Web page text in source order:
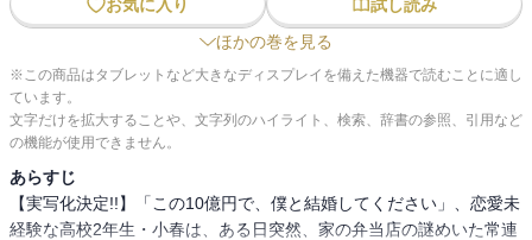
お気に入り
試し読み
ほかの巻を見る
※この商品はタブレットなど大きなディスプレイを備えた機器で読むことに適し
ています。
文字だけを拡大することや、文字列のハイライト、検索、辞書の参照、引用など
の機能が使用できません。
あらすじ
【実写化決定!!】「この10億円で、僕と結婚してください」、恋愛未
経験な高校2年生・小春は、ある日突然、家の弁当店の謎めいた常連